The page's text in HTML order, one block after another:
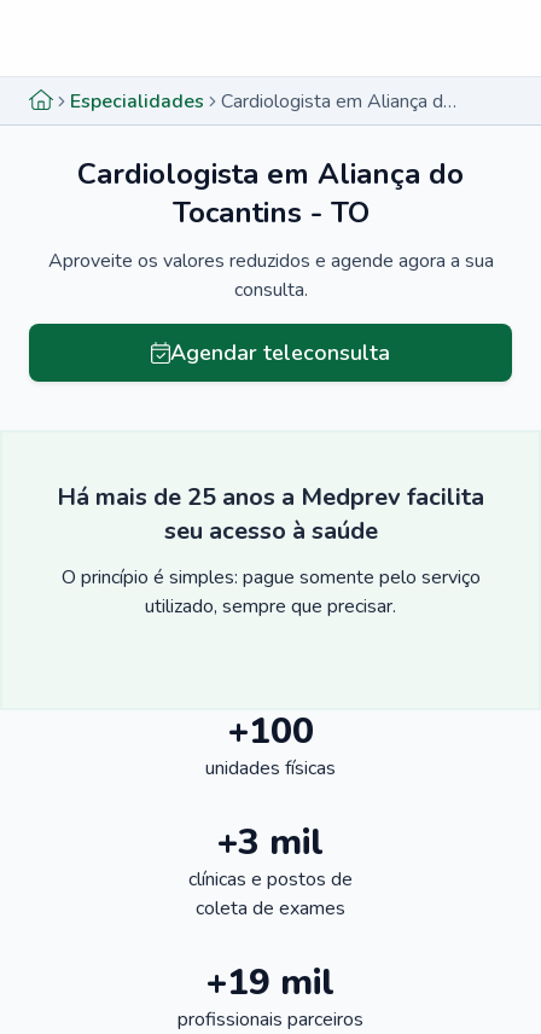
Especialidades Cardiologista em Aliança do Tocantins - TO
Cardiologista em Aliança do
Tocantins - TO
Aproveite os valores reduzidos e agende agora a sua
consulta.
Agendar teleconsulta
Há mais de 25 anos a Medprev facilita
seu acesso à saúde
O princípio é simples: pague somente pelo serviço
utilizado, sempre que precisar.
+100
unidades físicas
+3 mil
clínicas e postos de
coleta de exames
+19 mil
profissionais parceiros